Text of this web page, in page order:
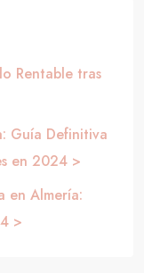
Rentable tras
Guía Definitiva
en 2024 >
en Almería:
>